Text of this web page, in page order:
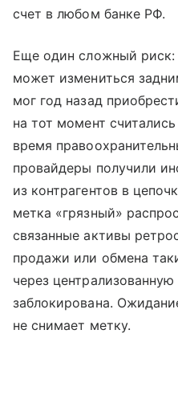
счет в любом банке РФ.
Еще один сложный риск:
может измениться
мог год назад
на тот момент
время
провайдеры получили
из контрагентов в
метка «грязный»
связанные активы
продажи или обмена
через
заблокирована.
не снимает метку.